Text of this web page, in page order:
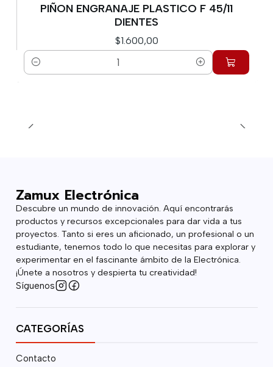
PIÑON ENGRANAJE PLASTICO F 45/11
DIENTES
$1.600,00
Cantidad
Zamux Electrónica
Descubre un mundo de innovación. Aquí encontrarás
productos y recursos excepcionales para dar vida a tus
proyectos. Tanto si eres un aficionado, un profesional o un
estudiante, tenemos todo lo que necesitas para explorar y
experimentar en el fascinante ámbito de la Electrónica.
¡Únete a nosotros y despierta tu creatividad!
Síguenos
CATEGORÍAS
Contacto